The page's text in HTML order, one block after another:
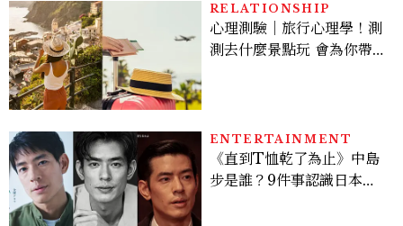
RELATIONSHIP
心理測驗｜旅行心理學！測
測去什麼景點玩 會為你帶來
ENTERTAINMENT
《直到T恤乾了為止》中島
步是誰？9件事認識日本